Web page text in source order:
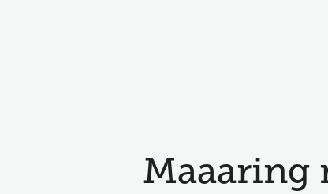
Maaaring